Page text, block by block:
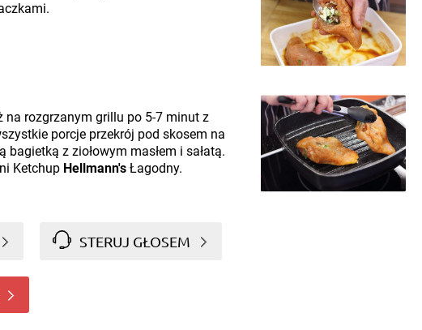
na rozgrzanym grillu po 5-7 minut z
porcje przekrój pod skosem na
bagietką z ziołowym masłem i sałatą.
Ketchup Hellmann'sŁagodny.
STERUJ GŁOSEM